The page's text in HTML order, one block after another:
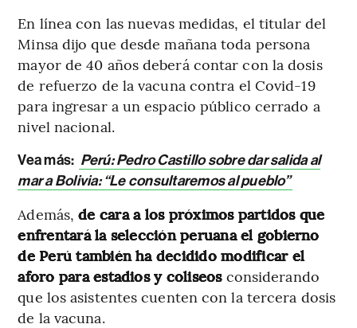
En línea con las nuevas medidas, el titular del
Minsa dijo que desde mañana toda persona
mayor de 40 años deberá contar con la dosis
de refuerzo de la vacuna contra el Covid-19
para ingresar a un espacio público cerrado a
nivel nacional.
Vea más: Perú: Pedro Castillo sobre dar salida al
mar a Bolivia: “Le consultaremos al pueblo”
Además,de cara a los próximos partidos que
enfrentará la selección peruana el gobierno
de Perú también ha decidido modificar el
aforo para estadios y coliseosconsiderando
que los asistentes cuenten con la tercera dosis
de la vacuna.